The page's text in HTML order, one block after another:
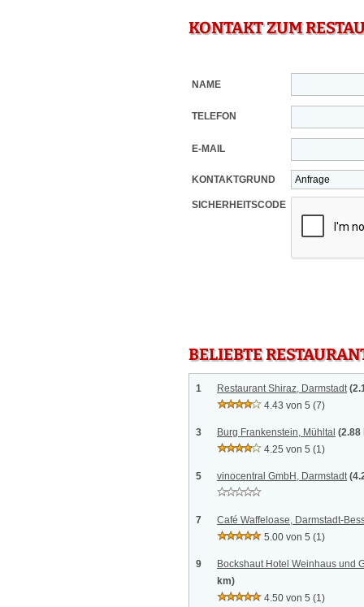
KONTAKT ZUM
NAME
TELEFON
E-MAIL
KONTAKTGRUND
SICHERHEITSCODE
BELIEBTE
1 Restaurant Shiraz, Darmstadt
4.43 von 5 (7)
3 Burg Frankenstein, Mühltal (2.88
4.25 von 5 (1)
5 vinocentral GmbH, Darmstadt
7
Café Waffeloase, Darmstadt-
5.00 von 5 (1)
9
Bockshaut Hotel Weinhaus und
km)
4.50 von 5 (1)